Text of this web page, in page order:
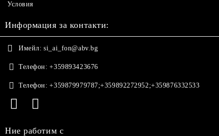
Условия
Информация за контакти:
Имейл: si_ai_fon@abv.bg
Телефон: +359893423676
Телефон: +359879979787;+359892272952;+359876332533
Ние работим с